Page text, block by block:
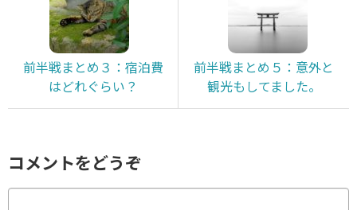
前半戦まとめ３：宿泊費
はどれぐらい？
前半戦まとめ５：意外と
観光もしてました。
コメントをどうぞ